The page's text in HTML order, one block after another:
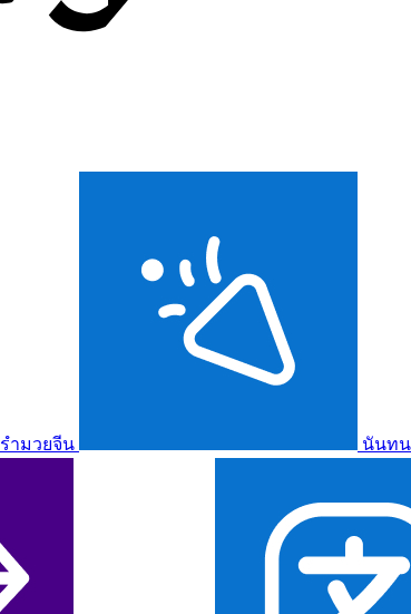
รำมวยจีน นันทน